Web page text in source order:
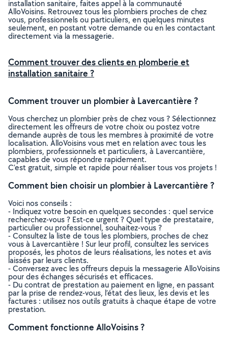
installation sanitaire, faites appel à la communauté
AlloVoisins. Retrouvez tous les plombiers proches de chez
vous, professionnels ou particuliers, en quelques minutes
seulement, en postant votre demande ou en les contactant
directement via la messagerie.
Comment trouver des clients en plomberie et
installation sanitaire ?
Comment trouver un plombier à Lavercantière ?
Vous cherchez un plombier près de chez vous ? Sélectionnez
directement les offreurs de votre choix ou postez votre
demande auprès de tous les membres à proximité de votre
localisation. AlloVoisins vous met en relation avec tous les
plombiers, professionnels et particuliers, à Lavercantière,
capables de vous répondre rapidement.
C’est gratuit, simple et rapide pour réaliser tous vos projets !
Comment bien choisir un plombier à Lavercantière ?
Voici nos conseils :
- Indiquez votre besoin en quelques secondes : quel service
recherchez-vous ? Est-ce urgent ? Quel type de prestataire,
particulier ou professionnel, souhaitez-vous ?
- Consultez la liste de tous les plombiers, proches de chez
vous à Lavercantière ! Sur leur profil, consultez les services
proposés, les photos de leurs réalisations, les notes et avis
laissés par leurs clients.
- Conversez avec les offreurs depuis la messagerie AlloVoisins
pour des échanges sécurisés et efficaces.
- Du contrat de prestation au paiement en ligne, en passant
par la prise de rendez-vous, l’état des lieux, les devis et les
factures : utilisez nos outils gratuits à chaque étape de votre
prestation.
Comment fonctionne AlloVoisins ?